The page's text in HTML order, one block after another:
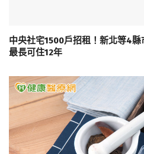
中央社宅1500戶招租！新北等4
最長可住12年